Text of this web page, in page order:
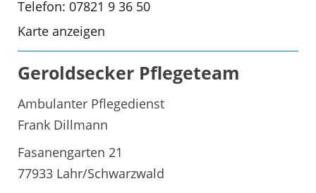
Telefon: 07821 9 36 50
Karte anzeigen
Geroldsecker Pflegeteam
Ambulanter Pflegedienst
Frank Dillmann
Fasanengarten 21
77933 Lahr/Schwarzwald